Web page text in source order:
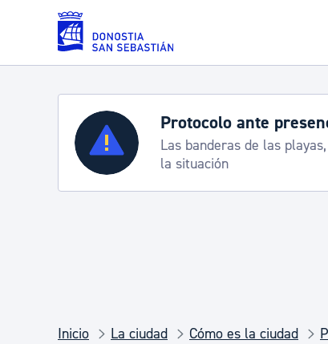
Saltar al contenido principal
Servicios
Padrón y asuntos personales
Protocolo ante
Las banderas de las
la situación
Inicio La ciudad Cómo es la ciudad